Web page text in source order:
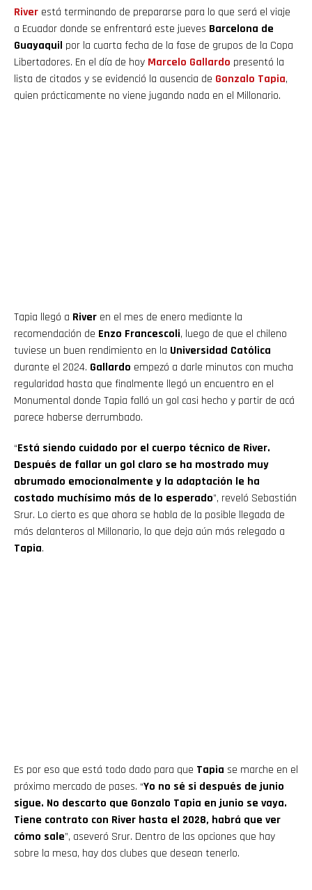
River está terminando de prepararse para lo que será el viaje
a Ecuador donde se enfrentará este jueves Barcelona de
Guayaquil por la cuarta fecha de la fase de grupos de la Copa
Libertadores. En el día de hoy Marcelo Gallardo presentó la
lista de citados y se evidenció la ausencia de Gonzalo Tapia,
quien prácticamente no viene jugando nada en el Millonario.
Tapia llegó a River en el mes de enero mediante la
recomendación de Enzo Francescoli, luego de que el chileno
tuviese un buen rendimiento en la Universidad Católica
durante el 2024. Gallardo empezó a darle minutos con mucha
regularidad hasta que finalmente llegó un encuentro en el
Monumental donde Tapia falló un gol casi hecho y partir de acá
parece haberse derrumbado.
“Está siendo cuidado por el cuerpo técnico de River.
Después de fallar un gol claro se ha mostrado muy
abrumado emocionalmente y la adaptación le ha
costado muchísimo más de lo esperado”, reveló Sebastián
Srur. Lo cierto es que ahora se habla de la posible llegada de
más delanteros al Millonario, lo que deja aún más relegado a
Tapia.
Es por eso que está todo dado para que Tapia se marche en el
próximo mercado de pases. “Yo no sé si después de junio
sigue. No descarto que Gonzalo Tapia en junio se vaya.
Tiene contrato con River hasta el 2028, habrá que ver
cómo sale”, aseveró Srur. Dentro de las opciones que hay
sobre la mesa, hay dos clubes que desean tenerlo.